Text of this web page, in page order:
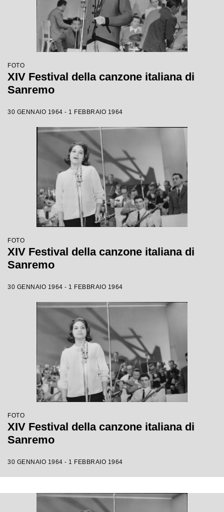
FOTO
XIV Festival della canzone italiana di
Sanremo
30 GENNAIO 1964 - 1 FEBBRAIO 1964
FOTO
XIV Festival della canzone italiana di
Sanremo
30 GENNAIO 1964 - 1 FEBBRAIO 1964
FOTO
XIV Festival della canzone italiana di
Sanremo
30 GENNAIO 1964 - 1 FEBBRAIO 1964